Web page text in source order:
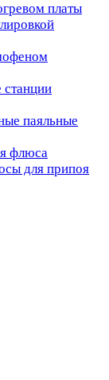
платы
станции
паяльные
флюса
для припоя